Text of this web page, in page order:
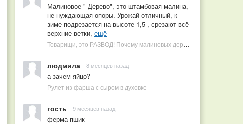
Малиновое " Дерево", это штамбовая малина,
не нуждающая опоры. Урожай отличный, к
зиме подрезается на высоте 1,5 , срезают всё
верхние ветки, ещё
Товарищи, это РАЗВОД! Почему малиновых деревьев не бывает, или Как ушлые продавцы наживаются на мечтах садоводов
людмила 8 месяцев назад
а зачем яйцо?
Рулет из фарша с сыром в духовке
гость 9 месяцев назад
ферма пшик